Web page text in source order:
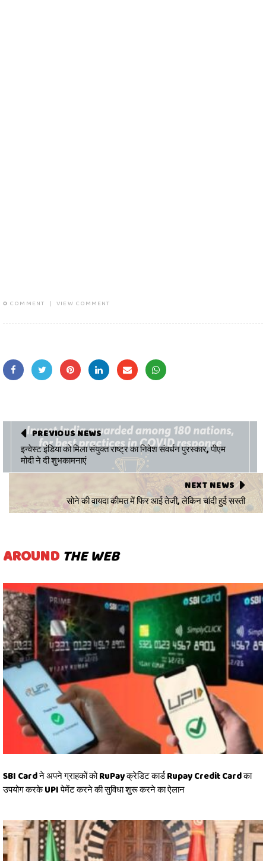
0 COMMENT | VIEW COMMENT
PREVIOUS NEWS
इन्वेस्ट इंडिया को मिला संयुक्त राष्ट्र का निवेश संवर्धन पुरस्कार, पीएम
मोदी ने दी शुभकामनाएं
NEXT NEWS
सोने की वायदा कीमत में फिर आई तेजी, लेकिन चांदी हुई सस्ती
AROUND THE WEB
SBI Card ने अपने ग्राहकों को RuPay क्रेडिट कार्ड Rupay Credit Card का
उपयोग करके UPI पेमेंट करने की सुविधा शुरू करने का ऐलान